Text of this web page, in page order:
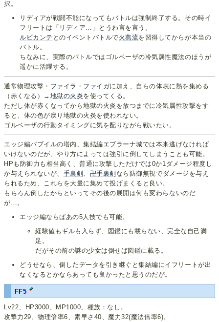
択。
リディアが戦闘不能になってもバトルは強制終了する。その時イ
フリートは「リディア…」とうわ言を言う。
ルビカンテ とのイベントバトルで火燕流を習得してからが本当の
バトル。
ちなみに、実際のバトルではゴルベーザの冷気属性魔法のほうが
遥かに活躍する。
通常物理攻撃・ ファイラ ・ ファイガに加え、自らの体表に熱を集める
（赤くなる）→ 地獄の火炎を使ってくる。
ただし体が赤くなってから地獄の火炎を放つまでに冷気属性攻撃をす
ると、体の色が戻り地獄の火炎を使われない。
ゴルベーザの行動タイミングに気を配りながら戦いたい。
エッジ編バブイルの塔内、集結編エブラーナ城では本来逃げなければ
いけないのだが、やり方によっては強引に倒してしまうことも可能。
HPも防御力も相当高く、普通に攻撃しただけでは0か1ダメージ程度し
か与えられないが、 手裏剣 卍手裏剣 なら防御無視でダメージを与え
られるため、これらを大量に集めて投げまくると良い。
もちろん倒したからといってその後の展開は何も変わらないのだ
が…。
エッジ編ならばあの5人技でも可能。
経験値もギルも入らず、図鑑にも載らない、完全な自己満
足。
だがその前の謎の少女は倒せば図鑑に載る。
どうせなら、倒したデータを引き継ぐと集結編にイフリートが出
なくなるとかならあっても良かったと思うのだが。
FF5
Lv22、HP3000、MP1000、種族：なし。
攻撃力29、物理倍率6、素早さ40、魔力32(魔法倍率6)。